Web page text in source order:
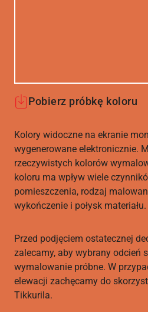
Pobierz próbkę koloru
Kolory widoczne na ekranie
wygenerowane elektronicznie.
rzeczywistych kolorów
koloru ma wpływ wiele
pomieszczenia, rodzaj
wykończenie i połysk materiału.
Przed podjęciem ostatecznej
zalecamy, aby wybrany odcień
wymalowanie próbne. W
elewacji zachęcamy do
Tikkurila.